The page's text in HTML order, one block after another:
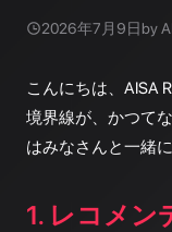
2026年7月9日 by
こんにちは、AISA
境界線が、かつて
はみなさんと一緒
1. レコメン